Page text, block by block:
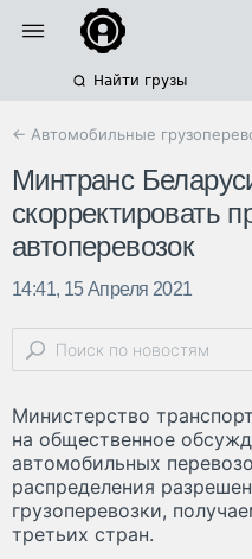
Найти грузы
← Автомобильные
Минтранс
скорректировать
автоперевозок
14:41, 15 Апреля 2021
Министерство
на общественное
автомобильных
распределения
грузоперевозки,
третьих стран.